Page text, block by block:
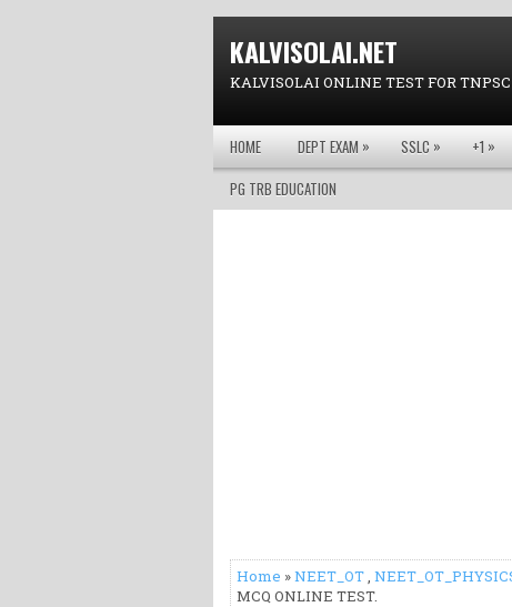
KALVISOLAI.NET
KALVISOLAI ONLINE TEST FOR
HOME DEPT EXAM » SSLC » +1 »
PG TRB EDUCATION
Home »NEET_OT,
MCQ ONLINE TEST.